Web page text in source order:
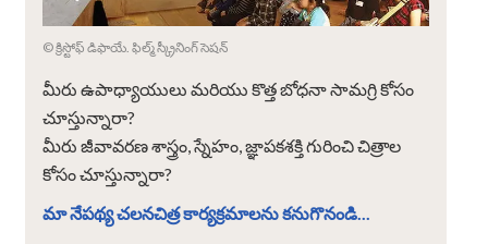
© క్రిస్టోఫ్ డిఫాయే. ఫిల్మ్ స్క్రీనింగ్ సెషన్
మీరు ఉపాధ్యాయులు మరియు కొత్త బోధనా సామగ్రి కోసం
చూస్తున్నారా?
మీరు జీవావరణ శాస్త్రం, స్నేహం, జ్ఞాపకశక్తి గురించి చిత్రాల
కోసం చూస్తున్నారా?
మా నేపథ్య చలనచిత్ర కార్యక్రమాలను కనుగొనండి...